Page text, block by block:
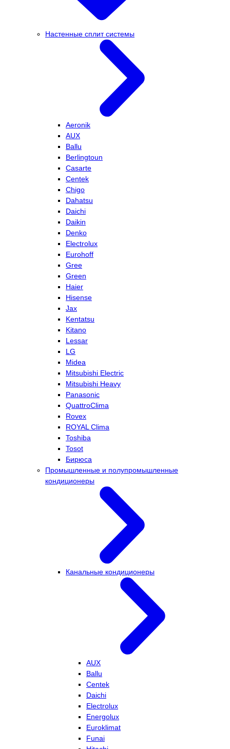
Настенные сплит системы
Aeronik
AUX
Ballu
Berlingtoun
Casarte
Centek
Chigo
Dahatsu
Daichi
Daikin
Denko
Electrolux
Eurohoff
Gree
Green
Haier
Hisense
Jax
Kentatsu
Kitano
Lessar
LG
Midea
Mitsubishi Electric
Mitsubishi Heavy
Panasonic
QuattroClima
Rovex
ROYAL Clima
Toshiba
Tosot
Бирюса
Промышленные и полупромышленные
кондиционеры
Канальные кондиционеры
AUX
Ballu
Centek
Daichi
Electrolux
Energolux
Euroklimat
Funai